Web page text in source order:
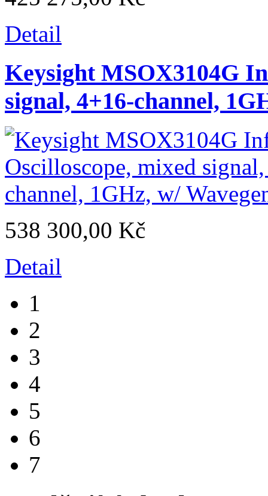
Detail
Keysight MSOX3104G
signal, 4+16-channel,
538 300,00 Kč
Detail
1
2
3
4
5
6
7